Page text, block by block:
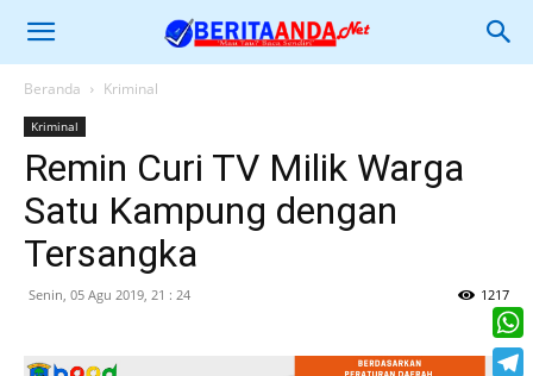
Beranda Kriminal
Kriminal
Remin Curi TV Milik Warga
Satu Kampung dengan
Tersangka
Senin, 05 Agu 2019, 21 : 24 1217